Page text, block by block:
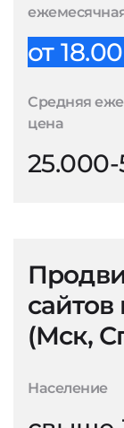
от
Средняя
цена
(Мск,
Население